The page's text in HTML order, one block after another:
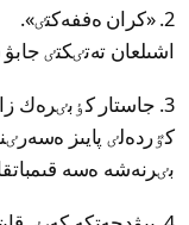
2. «كران ەففەكتٸ».
اشىلعان تەتٸكتٸ
3. جاستار كٶبٸرەك زارداپ شەگەدٸ.
كٷردەلٸ پايىز
بٸرنەشە ەسە